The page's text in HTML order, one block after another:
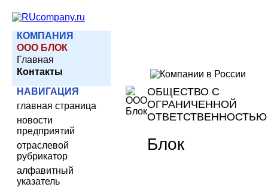
КОМПАНИЯ
ООО БЛОК
Главная
Контакты
НАВИГАЦИЯ
главная страница
новости
предприятий
отраслевой
рубрикатор
алфавитный
указатель
ОБЩЕСТВО С
ОГРАНИЧЕННОЙ
ОТВЕТСТВЕННОСТЬЮ
Блок